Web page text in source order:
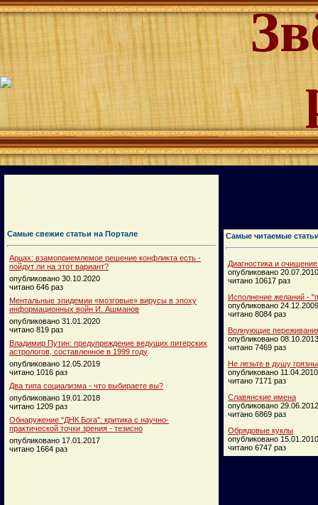
Самые свежие статьи на Портале
Арцах: взамоприемлемое решение конфликта есть -
пойдут ли на этот вариант?
опубликовано 30.10.2020
читано 646 раз
Ментальные эпидемии «мозговые» вирусы в эпоху
информационных войн И. Ашманов
опубликовано 31.01.2020
читано 819 раз
Владимир Путин: предупреждение ведущих питерских
астрологов, составленное в 1999 году
опубликовано 12.05.2019
читано 1016 раз
Два типа социализма - что выбираете вы?
опубликовано 19.01.2018
читано 1209 раз
Обнаружение "ДНК Бога": критика с научно-
практической точки зрения - тезисно
опубликовано 17.01.2017
читано 1664 раз
Самые читаемые
Диагностика и
опубликовано 20.07.2010
читано 10617 раз
Исполнение желаний -
опубликовано 24.12.2009
читано 8084 раз
Волнующие
опубликовано 08.10.2013
читано 7469 раз
Не лезьте в душу
опубликовано 11.04.2010
читано 7171 раз
Славянские имена
опубликовано 29.06.2012
читано 6869 раз
Обрядовые куклы
опубликовано 15.01.2010
читано 6747 раз